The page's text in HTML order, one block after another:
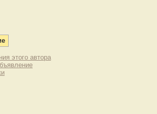
этого автора